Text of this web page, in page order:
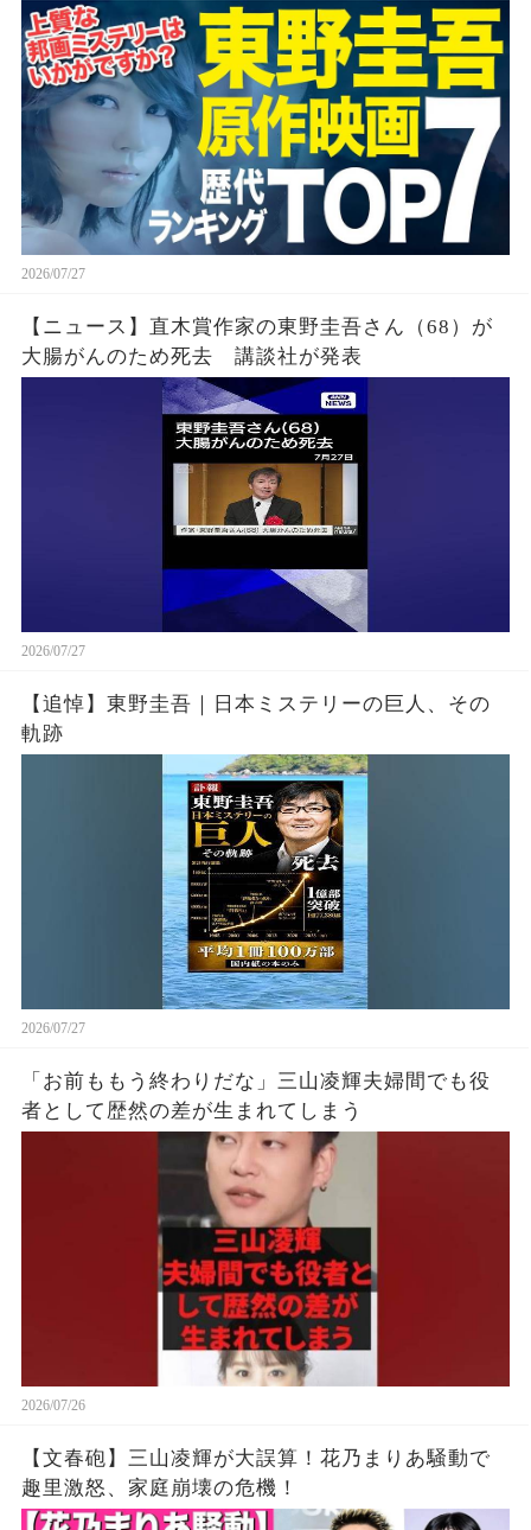
2026/07/27
【ニュース】直木賞作家の東野圭吾さん（68）が
大腸がんのため死去 講談社が発表
2026/07/27
【追悼】東野圭吾｜日本ミステリーの巨人、その
軌跡
2026/07/27
「お前ももう終わりだな」三山凌輝夫婦間でも役
者として歴然の差が生まれてしまう
2026/07/26
【文春砲】三山凌輝が大誤算！花乃まりあ騒動で
趣里激怒、家庭崩壊の危機！